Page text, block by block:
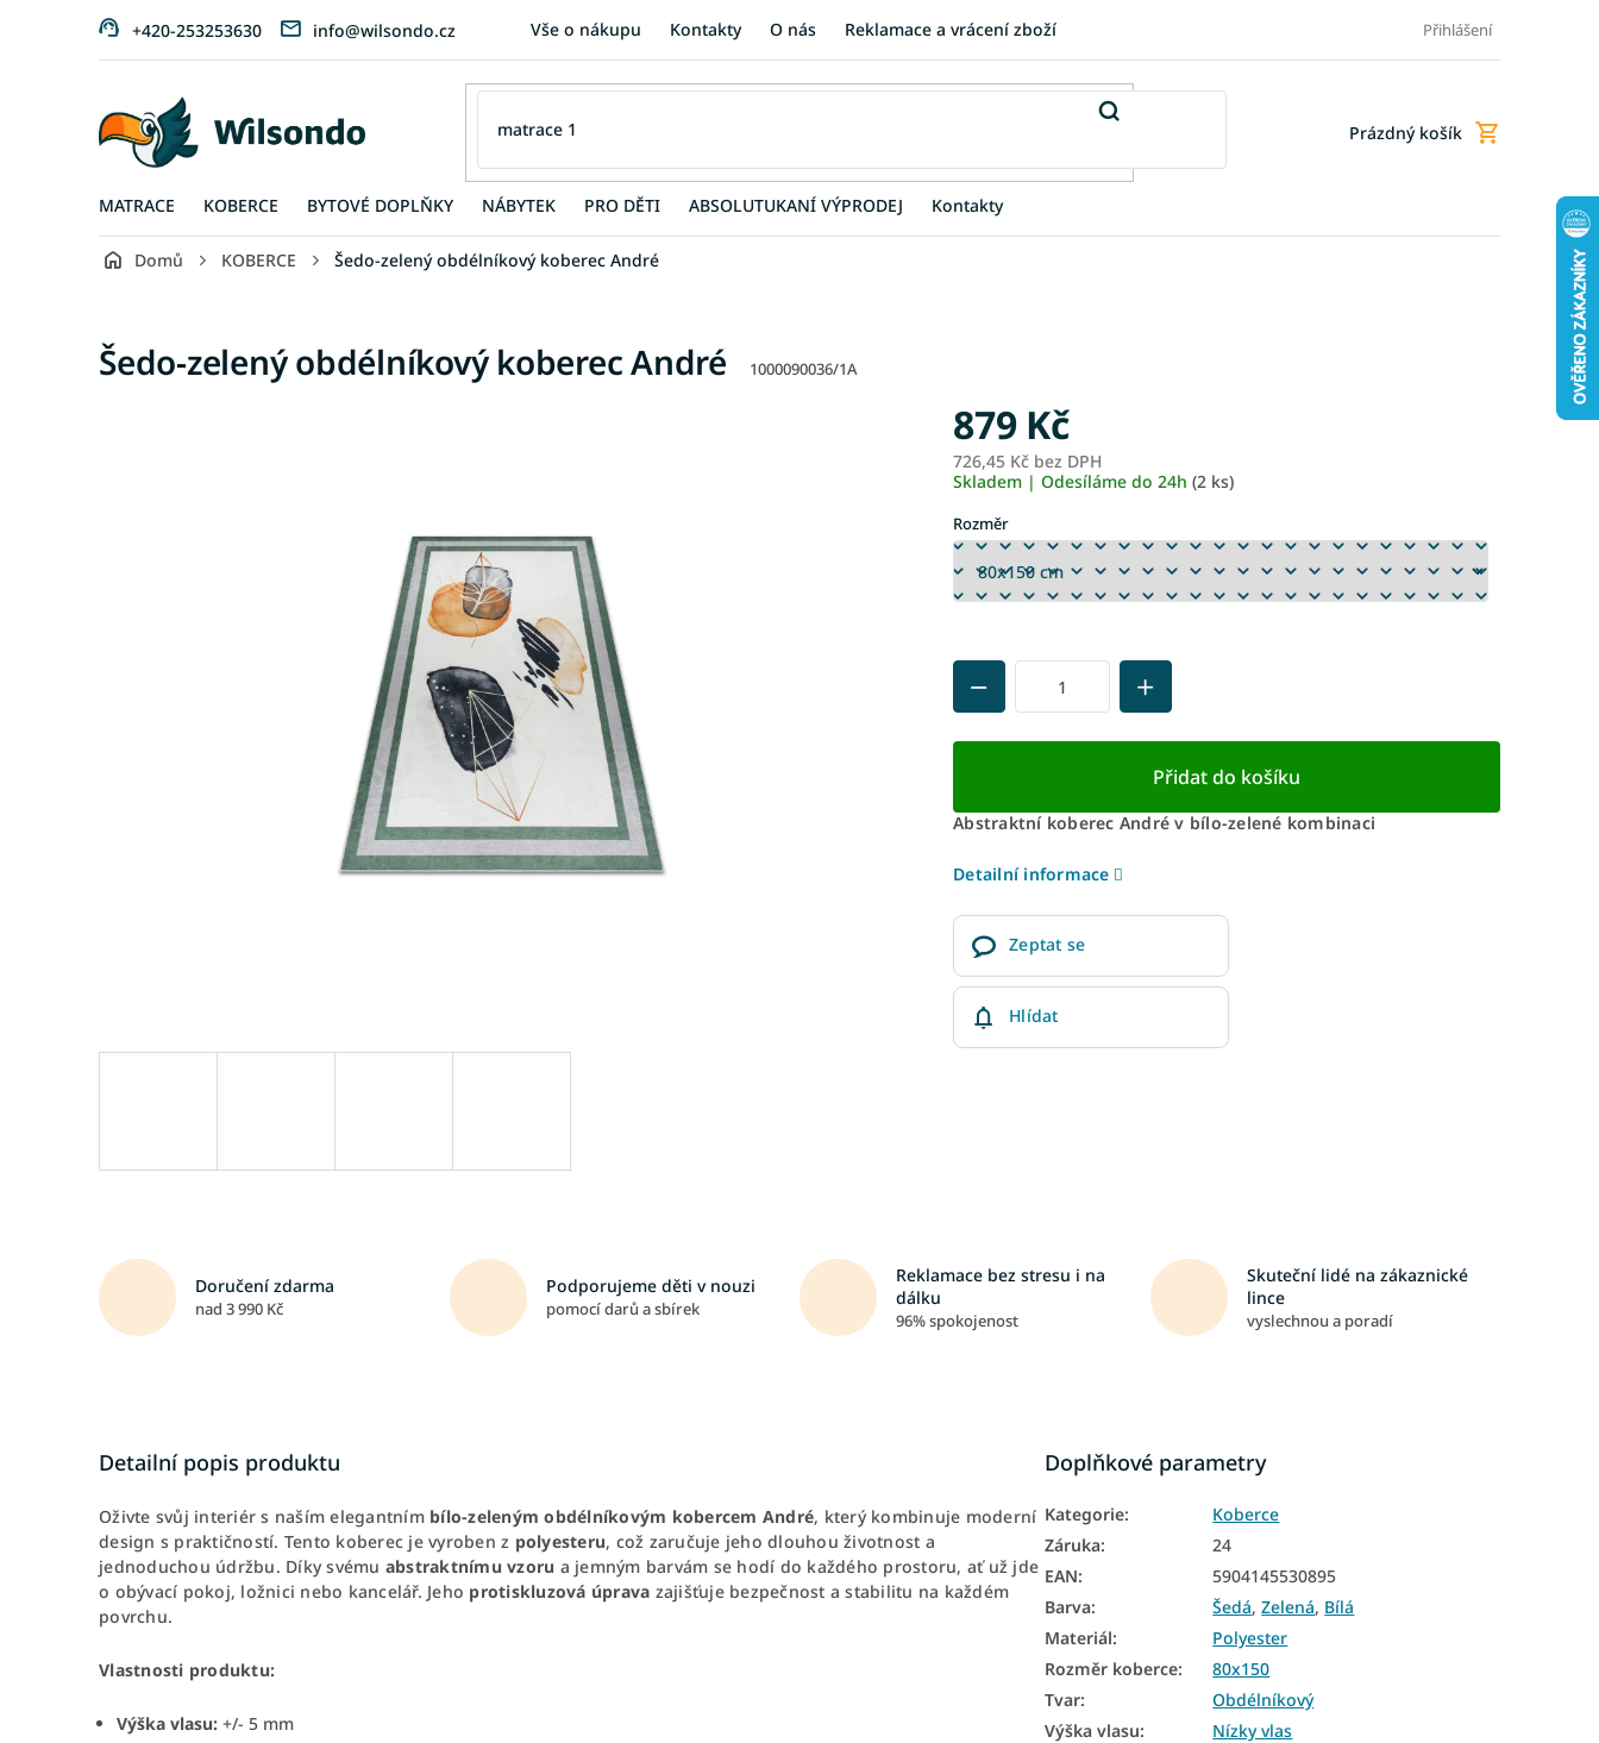
+420-253253630 info@wilsondo.cz Vše o nákupu Kontakty O nás Reklamace a vrácení zboží Obchodní podmínky
Přihlášení
Nákupní
Prázdný košík
MATRACE KOBERCE BYTOVÉ DOPLŇKY NÁBYTEK PRO DĚTI ABSOLUTUKANÍ VÝPRODEJ Kontakty
Domů KOBERCE Šedo-zelený obdélníkový koberec André
Šedo-zelený obdélníkový koberec André 1000090036/1A
879 Kč
726,45 Kč bez DPH
Skladem | Odesíláme do 24h (2 ks)
Rozměr
Přidat do košíku
Abstraktní koberec André v bílo-zelené kombinaci
Detailní informace
Zeptat se
Hlídat
Doručení zdarma
nad 3 990 Kč
Podporujeme děti v nouzi
pomocí darů a sbírek
Reklamace bez stresu i na
dálku
96% spokojenost
Skuteční lidé na zákaznické
lince
vyslechnou a poradí
Detailní popis produktu
Oživte svůj interiér s naším elegantním bílo-zeleným obdélníkovým kobercem André, který kombinuje moderní
design s praktičností. Tento koberec je vyroben z polyesteru, což zaručuje jeho dlouhou životnost a
jednoduchou údržbu. Díky svému abstraktnímu vzoru a jemným barvám se hodí do každého prostoru, ať už jde
o obývací pokoj, ložnici nebo kancelář. Jeho protiskluzová úprava zajišťuje bezpečnost a stabilitu na každém
povrchu.
Vlastnosti produktu:
Výška vlasu: +/- 5 mm
Doplňkové parametry
Kategorie:
Koberce
Záruka:
24
EAN:
5904145530895
Barva: Šedá,Zelená, Bílá
Materiál:
Polyester
Rozměr koberce:
80x150
Tvar:
Obdélníkový
Výška vlasu:
Nízky vlas